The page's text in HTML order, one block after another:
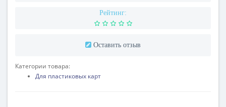
Рейтинг:
Оставить отзыв
Категории товара:
Для пластиковых карт